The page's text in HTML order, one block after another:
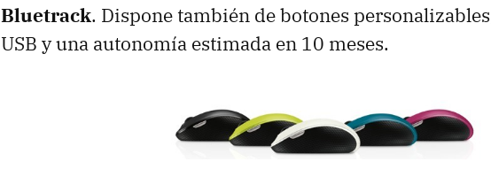
Bluetrack. Dispone también de botones
USB y una autonomía estimada en 10 meses.